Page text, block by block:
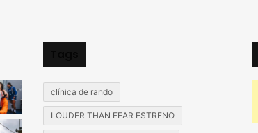
clínica de rando
LOUDER THAN FEAR ESTRENO